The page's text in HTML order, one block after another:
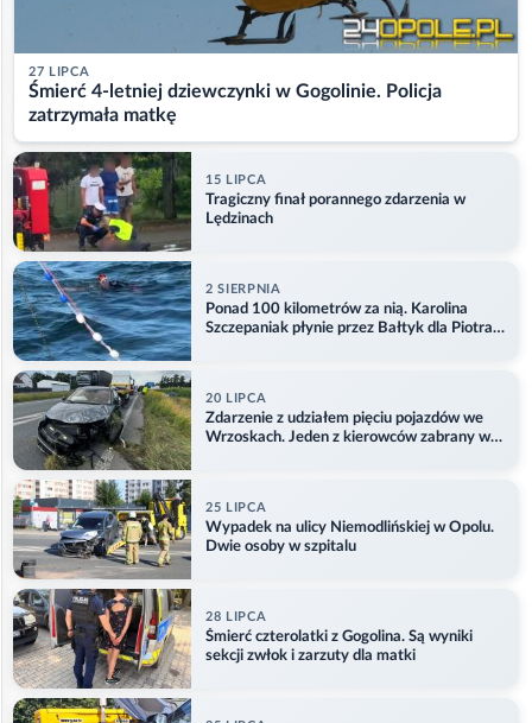
27 LIPCA
Śmierć 4-letniej dziewczynki w Gogolinie. Policja
zatrzymała matkę
15 LIPCA
Tragiczny finał porannego zdarzenia w
Lędzinach
2 SIERPNIA
Ponad 100 kilometrów za nią. Karolina
Szczepaniak płynie przez Bałtyk dla Piotra.
20 LIPCA
Zdarzenie z udziałem pięciu pojazdów we
Wrzoskach. Jeden z kierowców zabrany w
25 LIPCA
Wypadek na ulicy Niemodlińskiej w Opolu.
Dwie osoby w szpitalu
28 LIPCA
Śmierć czterolatki z Gogolina. Są wyniki
sekcji zwłok i zarzuty dla matki